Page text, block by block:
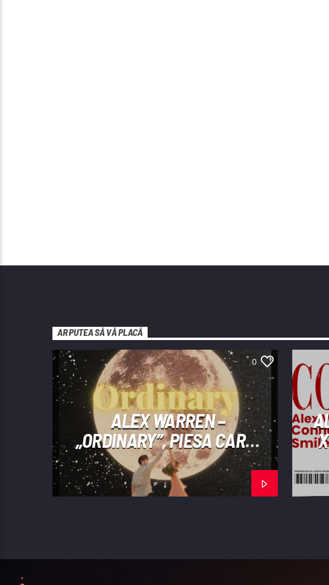
AR PUTEA SĂ VĂ PLACĂ
0
ALEX WARREN –
„ORDINARY”, PIESA CARE
REFUZĂ SĂ PĂRĂSEASCĂ
TOPURILE INTERNAȚIONALE